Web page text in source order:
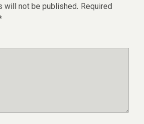
will not be published. Required